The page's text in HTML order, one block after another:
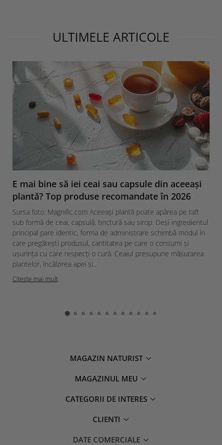
ULTIMELE ARTICOLE
E mai bine să iei ceai sau capsule din aceeași
plantă? Top produse recomandate în 2026
Sursa foto: Magnific.com Aceeași plantă poate apărea pe raft
sub formă de ceai, capsulă, tinctură sau sirop. Deși ingredientul
principal pare identic, forma de administrare schimbă modul în
care pregătești produsul, cantitatea pe care o consumi și
ușurința cu care respecți o cură. Ceaiul presupune măsurarea
plantelor, încălzirea apei și...
Citeste mai mult
MAGAZIN NATURIST
MAGAZINUL MEU
CATEGORII DE INTERES
CLIENTI
DATE COMERCIALE